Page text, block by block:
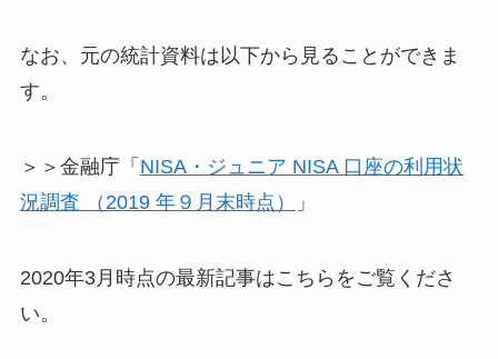
なお、元の統計資料は以下から見ることができま
す。
＞＞金融庁「 NISA・ジュニア NISA 口座の利用状
況調査 （2019 年９月末時点）
」
2020年3月時点の最新記事はこちらをご覧くださ
い。